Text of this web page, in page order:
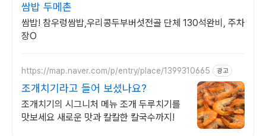
쌈밥 두메촌
쌈밥! 참우렁쌈밥,우리콩두부버섯전골 단체 130석완비, 주차
장O
https://map.naver.com/p/entry/place/1399310665 광고
조개치기라고 들어 보셨나요?
조개치기의 시그니처 메뉴 조개 두루치기를
맛보세요 새로운 맛과 칼칼한 칼국수까지!